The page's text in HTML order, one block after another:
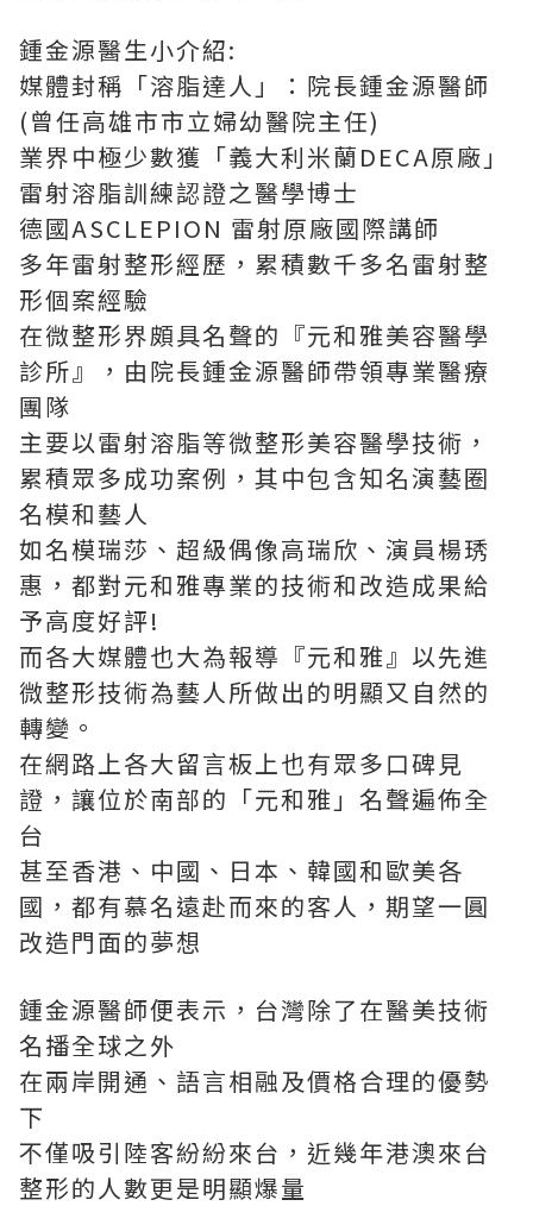
鍾金源醫生小介紹:
媒體封稱「溶脂達人」：院長鍾金源醫師
(曾任高雄市市立婦幼醫院主任)
業界中極少數獲「義大利米蘭DECA原廠」
雷射溶脂訓練認證之醫學博士
德國ASCLEPION 雷射原廠國際講師
多年雷射整形經歷，累積數千多名雷射整
形個案經驗
在微整形界頗具名聲的『元和雅美容醫學
診所』，由院長鍾金源醫師帶領專業醫療
團隊
主要以雷射溶脂等微整形美容醫學技術，
累積眾多成功案例，其中包含知名演藝圈
名模和藝人
如名模瑞莎、超級偶像高瑞欣、演員楊琇
惠，都對元和雅專業的技術和改造成果給
予高度好評!
而各大媒體也大為報導『元和雅』以先進
微整形技術為藝人所做出的明顯又自然的
轉變。
在網路上各大留言板上也有眾多口碑見
證，讓位於南部的「元和雅」名聲遍佈全
台
甚至香港、中國、日本、韓國和歐美各
國，都有慕名遠赴而來的客人，期望一圓
改造門面的夢想
鍾金源醫師便表示，台灣除了在醫美技術
名播全球之外
在兩岸開通、語言相融及價格合理的優勢
下
不僅吸引陸客紛紛來台，近幾年港澳來台
整形的人數更是明顯爆量